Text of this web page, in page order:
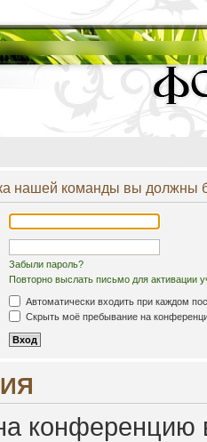
нашей команды вы должны
Забыли пароль?
Повторно выслать письмо для активации
Автоматически входить при каждом
Скрыть моё пребывание на
конференцию